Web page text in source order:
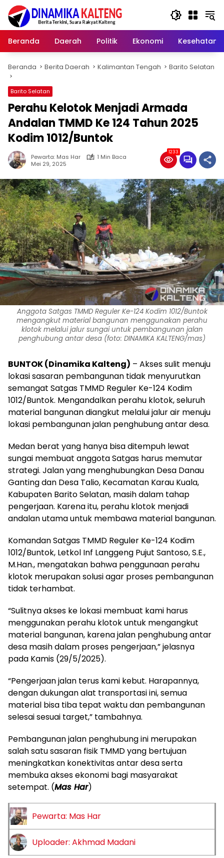
Langsung
konten
Beranda
Daerah Politik Ekonomi Kesehatan
Beranda Berita Daerah Kalimantan Tengah Barito Selatan
Barito Selatan
Perahu Kelotok Menjadi Armada
Andalan TMMD Ke 124 Tahun 2025
Kodim 1012/Buntok
Pewarta: Mas Har
1 Min Baca
Mei 29, 2025
1233
Anggota Satgas TMMD Reguler Ke-124 Kodim 1012/Buntok
mengangkut material bangunan menggunakan perahu
klotok melalui jalur sungai untuk pembangunan jalan
penghubung antar desa (foto: DINAMIKA KALTENG/mas)
BUNTOK (Dinamika Kalteng) – Akses sulit menuju
lokasi sasaran pembangunan tidak menyurutkan
semangat Satgas TMMD Reguler Ke-124 Kodim
1012/Buntok. Mengandalkan perahu klotok, seluruh
material bangunan diangkut melalui jalur air menuju
lokasi pembangunan jalan penghubung antar desa.
Medan berat yang hanya bisa ditempuh lewat
sungai membuat anggota Satgas harus memutar
strategi. Jalan yang menghubungkan Desa Danau
Ganting dan Desa Talio, Kecamatan Karau Kuala,
Kabupaten Barito Selatan, masih dalam tahap
pengerjaan. Karena itu, perahu klotok menjadi
andalan utama untuk membawa material bangunan.
Komandan Satgas TMMD Reguler Ke-124 Kodim
1012/Buntok, Letkol Inf Langgeng Pujut Santoso, S.E.,
M.Han., mengatakan bahwa penggunaan perahu
klotok merupakan solusi agar proses pembangunan
tidak terhambat.
“Sulitnya akses ke lokasi membuat kami harus
menggunakan perahu klotok untuk mengangkut
material bangunan, karena jalan penghubung antar
desa masih dalam proses pengerjaan,” jelasnya
pada Kamis (29/5/2025).
“Pengerjaan jalan terus kami kebut. Harapannya,
dengan dukungan alat transportasi ini, semua
material bisa tiba tepat waktu dan pembangunan
selesai sesuai target,” tambahnya.
Pembangunan jalan penghubung ini merupakan
salah satu sasaran fisik TMMD yang bertujuan
meningkatkan konektivitas antar desa serta
membuka akses ekonomi bagi masyarakat
setempat. (Mas Har)
Pewarta: Mas Har
Uploader: Akhmad Madani